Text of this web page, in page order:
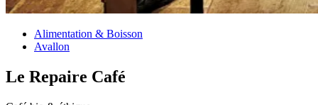
Alimentation & Boisson
Avallon
Le Repaire Café